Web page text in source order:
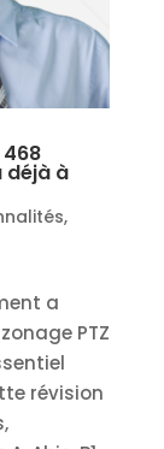
468
déjà à
,
a
PTZ
révision